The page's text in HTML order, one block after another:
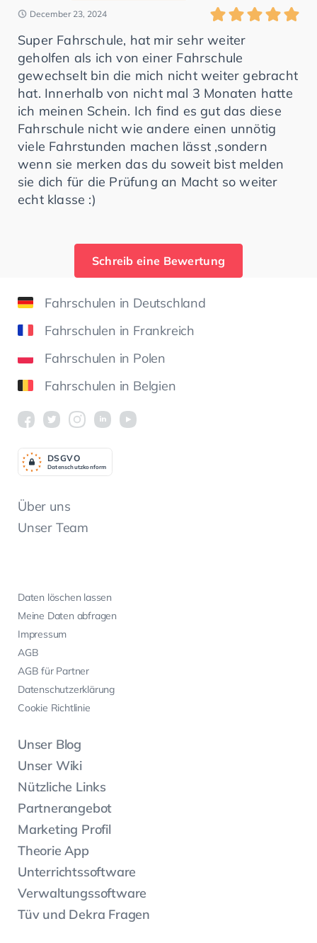
December 23, 2024
Super Fahrschule, hat mir sehr weiter
geholfen als ich von einer Fahrschule
gewechselt bin die mich nicht weiter gebracht
hat. Innerhalb von nicht mal 3 Monaten hatte
ich meinen Schein. Ich find es gut das diese
Fahrschule nicht wie andere einen unnötig
viele Fahrstunden machen lässt ,sondern
wenn sie merken das du soweit bist melden
sie dich für die Prüfung an Macht so weiter
echt klasse :)
Schreib eine Bewertung
Fahrschulen in Deutschland
Fahrschulen in Frankreich
Fahrschulen in Polen
Fahrschulen in Belgien
Über uns
Unser Team
Daten löschen lassen
Meine Daten abfragen
Impressum
AGB
AGB für Partner
Datenschutzerklärung
Cookie Richtlinie
Unser Blog
Unser Wiki
Nützliche Links
Partnerangebot
Marketing Profil
Theorie App
Unterrichtssoftware
Verwaltungssoftware
Tüv und Dekra Fragen
Datenschutzkonform
DSGVO